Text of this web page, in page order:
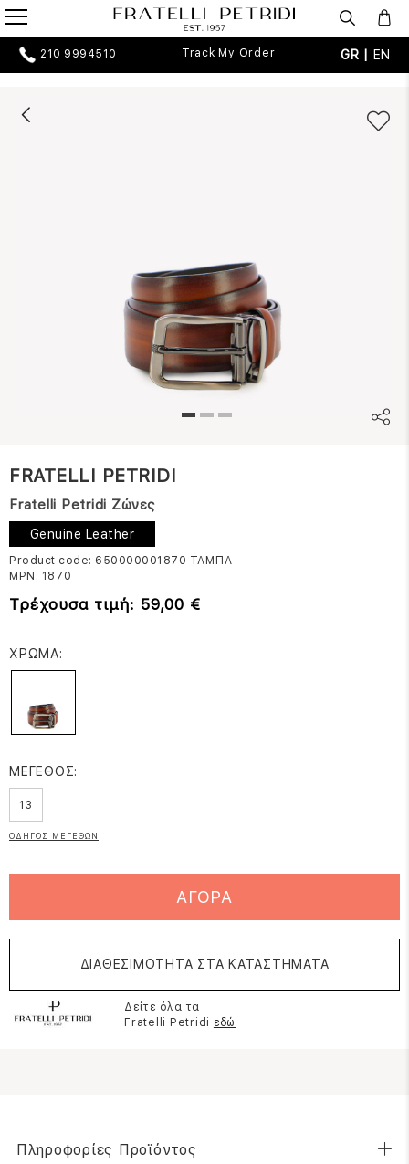
210 9994510 Track My Order GR | EN
FRATELLI PETRIDI
Fratelli Petridi Ζώνες
Genuine Leather
Product code: 650000001870 ΤΑΜΠΑ
MPN: 1870
Τρέχουσα τιμή: 59,00 €
ΧΡΩΜΑ:
ΜΕΓΕΘΟΣ:
13
ΟΔΗΓΟΣ ΜΕΓΕΘΩΝ
ΑΓΟΡΑ
ΔΙΑΘΕΣΙΜΟΤΗΤΑ ΣΤΑ ΚΑΤΑΣΤΗΜΑΤΑ
Δείτε όλα τα
Fratelli Petridi εδώ
Πληροφορίες Προϊόντος